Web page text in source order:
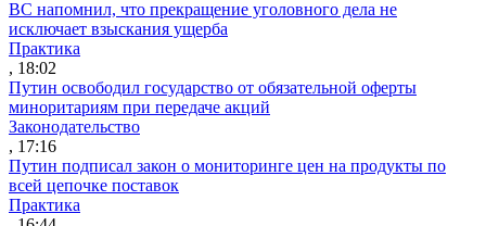
ВС напомнил, что прекращение уголовного дела не
исключает взыскания ущерба
Практика
, 18:02
Путин освободил государство от обязательной оферты
миноритариям при передаче акций
Законодательство
, 17:16
Путин подписал закон о мониторинге цен на продукты по
всей цепочке поставок
Практика